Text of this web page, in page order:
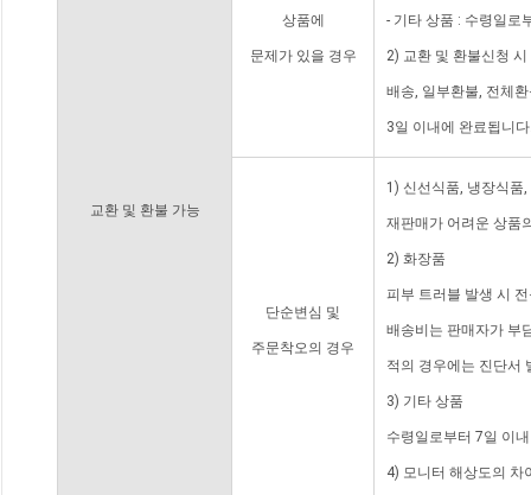
교환 및 환불 가능
상품에
문제가 있을 경우
- 기타 상품 : 수령일로
2) 교환 및 환불신청
배송, 일부환불, 전체
3일 이내에 완료됩니
단순변심 및
주문착오의 경우
1) 신선식품, 냉장식품
재판매가 어려운 상품
2) 화장품
피부 트러블 발생 시
배송비는 판매자가 부
적의 경우에는 진단서
3) 기타 상품
수령일로부터 7일 이
4) 모니터 해상도의 차